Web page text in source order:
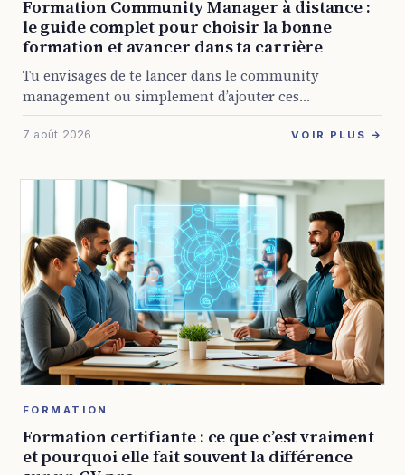
Formation Community Manager à distance :
le guide complet pour choisir la bonne
formation et avancer dans ta carrière
Tu envisages de te lancer dans le community
management ou simplement d’ajouter ces
compétences à ton profil ? Avec la présence digitale
devenue obligatoire pour presque toutes les
7 août 2026 VOIR PLUS →
FORMATION
Formation certifiante : ce que c’est vraiment
et pourquoi elle fait souvent la différence